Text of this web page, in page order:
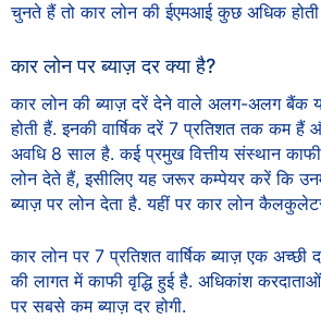
चुनते हैं तो कार लोन की ईएमआई कुछ अधिक
कार लोन पर ब्याज़ दर क्या है?
कार लोन की ब्याज़ दरें देने वाले अलग-अलग बैंक
होती हैं. इनकी वार्षिक दरें 7 प्रतिशत तक कम हैं
अवधि 8 साल है. कई प्रमुख वित्तीय संस्थान
लोन देते हैं, इसीलिए यह जरूर कम्पेयर करें कि
ब्याज़ पर लोन देता है. यहीं पर कार लोन
कार लोन पर 7 प्रतिशत वार्षिक ब्याज़ एक अच्छी
की लागत में काफी वृद्धि हुई है. अधिकांश
पर सबसे कम ब्याज़ दर होगी.